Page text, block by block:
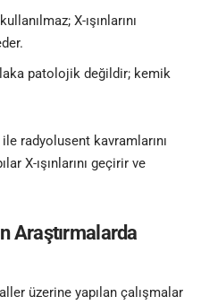
X-ışınlarını
patolojik değildir; kemik
radyolusent kavramlarını
X-ışınlarını geçirir ve
Araştırmalarda
üzerine yapılan çalışmalar